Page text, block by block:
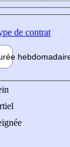
de contrat
hebdo